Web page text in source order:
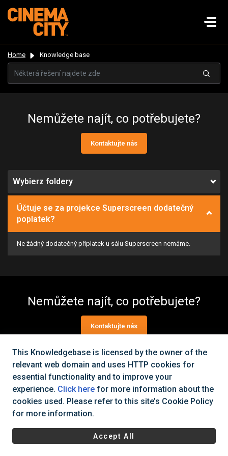
Home Knowledge base
Nemůžete najít, co potřebujete?
Kontaktujte nás
Wybierz foldery
Účtuje se za projekce Superscreen dodatečný
poplatek?
Ne žádný dodatečný příplatek u sálu Superscreen nemáme.
Nemůžete najít, co potřebujete?
Kontaktujte nás
Všechna práva vyhrazena Cinema City Česká republika2026
Všeobecné obchodní podmínky |
Ochrana osobních údajů a
cookies
This Knowledgebase is licensed by the owner of the
relevant web domain and uses HTTP cookies for
essential functionality and to improve your
experience. Click here for more information about the
cookies used. Please refer to this site’s Cookie Policy
for more information.
Accept All